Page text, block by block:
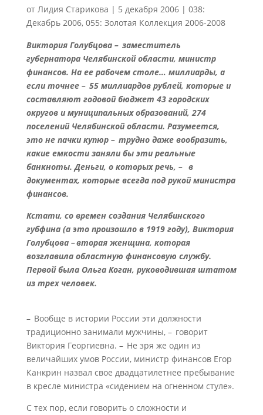
от Лидия Старикова | 5 декабря 2006| 038:
Декабрь 2006, 055: Золотая Коллекция 2006-2008
Виктория Голубцова – заместитель
губернатора Челябинской области, министр
финансов. На ее рабочем столе… миллиарды, а
если точнее – 55 миллиардов рублей, которые и
составляют годовой бюджет 43 городских
округов и муниципальных образований, 274
поселений Челябинской области. Разумеется,
это не пачки купюр – трудно даже вообразить,
какие емкости заняли бы эти реальные
банкноты. Деньги, о которых речь, – в
документах, которые всегда под рукой министра
финансов.
Кстати, со времен создания Челябинского
губфина (а это произошло в 1919 году), Виктория
Голубцова – вторая женщина, которая
возглавила областную финансовую службу.
Первой была Ольга Коган, руководившая штатом
из трех человек.
– Вообще в истории России эти должности
традиционно занимали мужчины, – говорит
Виктория Георгиевна. – Не зря же один из
величайших умов России, министр финансов Егор
Канкрин назвал свое двадцатилетнее пребывание
в кресле министра «сидением на огненном стуле».
С тех пор, если говорить о сложности и